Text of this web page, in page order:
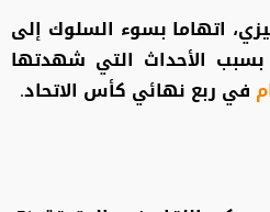
اتهاما بسوء السلوك إلى
بسبب الأحداث التي شهدتها
في ربع نهائي كأس الاتحاد.